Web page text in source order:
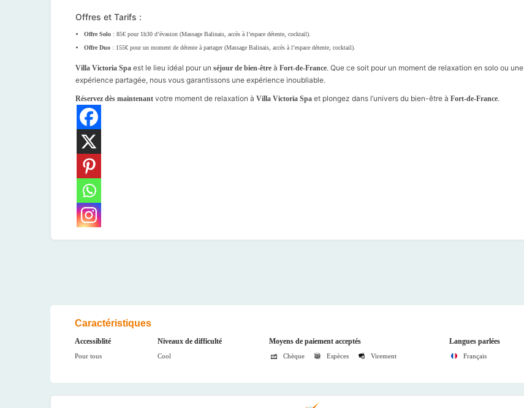
Offres et Tarifs :
Offre Solo: 85€ pour 1h30 d’évasion (Massage Balinais, accès à l’espace détente, cocktail).
Offre Duo: 155€ pour un moment de détente à partager (Massage Balinais, accès à l’espace détente, cocktail).
Villa Victoria Spa est le lieu idéal pour un séjour de bien-être à Fort-de-France. Que ce soit pour un moment de relaxation en solo ou une
expérience partagée, nous vous garantissons une expérience inoubliable.
Réservez dès maintenant votre moment de relaxation à Villa Victoria Spa et plongez dans l’univers du bien-être à Fort-de-France.
Caractéristiques
Accessiblité
Pour tous
Niveaux de difficulté
Cool
Moyens de paiement acceptés
Chèque Espèces Virement
Langues parlées
Français